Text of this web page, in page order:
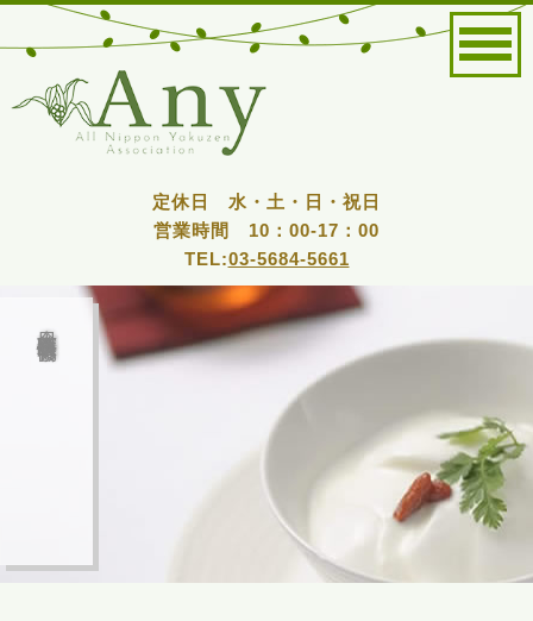
定休日 水・土・日・祝日
営業時間 10：00-17：00
TEL:03-5684-5661